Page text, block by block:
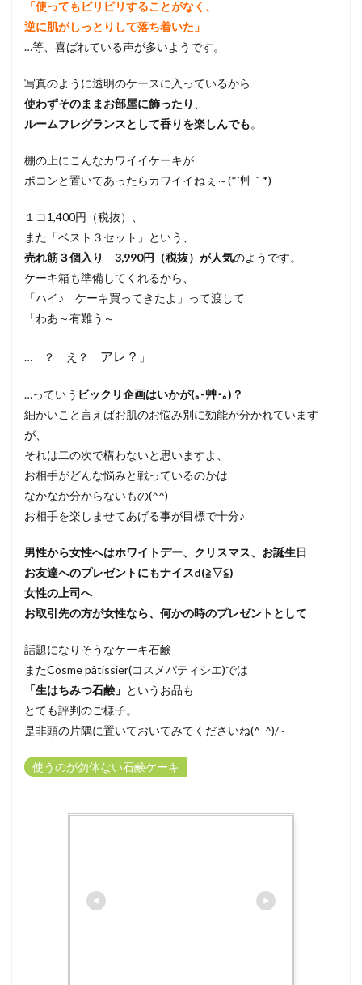
「使ってもピリピリすることがなく、
逆に肌がしっとりして落ち着いた」
…等、喜ばれている声が多いようです。
写真のように透明のケースに入っているから
使わずそのままお部屋に飾ったり
ルームフレグランスとして香りを楽しんでも。
棚の上にこんなカワイイケーキが
ポコンと置いてあったらカワイイねぇ～(*´艸｀*)
１コ1,400円（税抜）、
また「ベスト３セット」という、
売れ筋３個入り 3,990円（税抜）が人気のようです。
ケーキ箱も準備してくれるから、
「ハイ♪ ケーキ買ってきたよ」って渡して
「わあ～有難う～
… ？ え？ アレ？ 」
…っていう ビックリ企画はいかが(｡-艸･｡)？
細かいこと言えばお肌のお悩み別に効能が分かれています
が、
それは二の次で構わないと思いますよ、
お相手がどんな悩みと戦っているのかは
なかなか分からないもの(^^)
お相手を楽しませてあげる事が目標で十分♪
男性から女性へはホワイトデー、クリスマス、お誕生日
お友達へのプレゼントにもナイスd(≧▽≦)
女性の上司へ
お取引先の方が女性なら、何かの時のプレゼントとして
話題になりそうなケーキ石鹸
またCosme pâtissier(コスメパティシエ)では
「生はちみつ石鹸」 というお品も
とても評判のご様子。
是非頭の片隅に置いておいてみてくださいね(^_^)/~
使うのが勿体ない石鹸ケーキ